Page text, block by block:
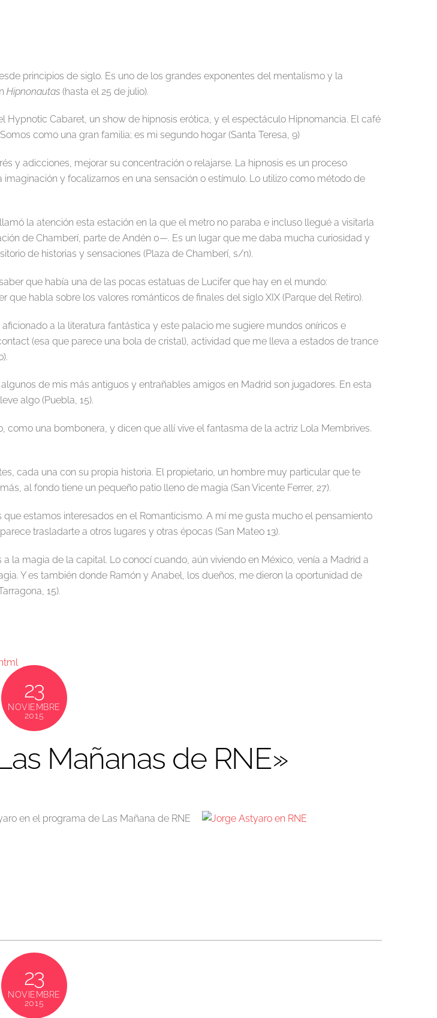
principios de siglo. Es uno de los grandes exponentes del mentalismo y la
Hipnonautas (hasta el 25 de julio).
Hypnotic Cabaret, un show de hipnosis erótica, y el espectáculo Hipnomancia. El café
como una gran familia; es mi segundo hogar (Santa Teresa, 9)
y adicciones, mejorar su concentración o relajarse. La hipnosis es un proceso
y focalizarnos en una sensación o estímulo. Lo utilizo como método de
la atención esta estación en la que el metro no paraba e incluso llegué a visitarla
de Chamberí, parte de Andén 0—. Es un lugar que me daba mucha curiosidad y
de historias y sensaciones (Plaza de Chamberí, s/n).
que había una de las pocas estatuas de Lucifer que hay en el mundo:
habla sobre los valores románticos de finales del siglo XIX (Parque del Retiro).
a la literatura fantástica y este palacio me sugiere mundos oníricos e
(esa que parece una bola de cristal), actividad que me lleva a estados de trance
de mis más antiguos y entrañables amigos en Madrid son jugadores. En esta
algo (Puebla, 15).
como una bombonera, y dicen que allí vive el fantasma de la actriz Lola Membrives.
cada una con su propia historia. El propietario, un hombre muy particular que te
al fondo tiene un pequeño patio lleno de magia (San Vicente Ferrer, 27).
estamos interesados en el Romanticismo. A mí me gusta mucho el pensamiento
trasladarte a otros lugares y otras épocas (San Mateo 13).
la magia de la capital. Lo conocí cuando, aún viviendo en México, venía a Madrid a
Y es también donde Ramón y Anabel, los dueños, me dieron la oportunidad de
15).
23
NOVIEMBRE
2015
Mañanas de RNE»
en el programa de Las Mañana de RNE
23
NOVIEMBRE
2015